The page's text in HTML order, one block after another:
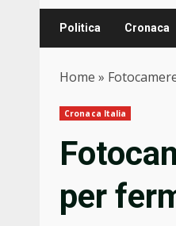
Politica Cronaca
Home »
Cronaca Italia
per